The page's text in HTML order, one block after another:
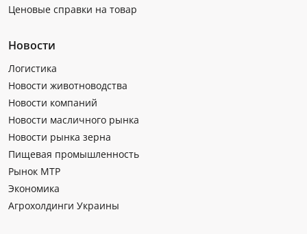
Ценовые справки на товар
Новости
Логистика
Новости животноводства
Новости компаний
Новости масличного рынка
Новости рынка зерна
Пищевая промышленность
Рынок МТР
Экономика
Агрохолдинги Украины